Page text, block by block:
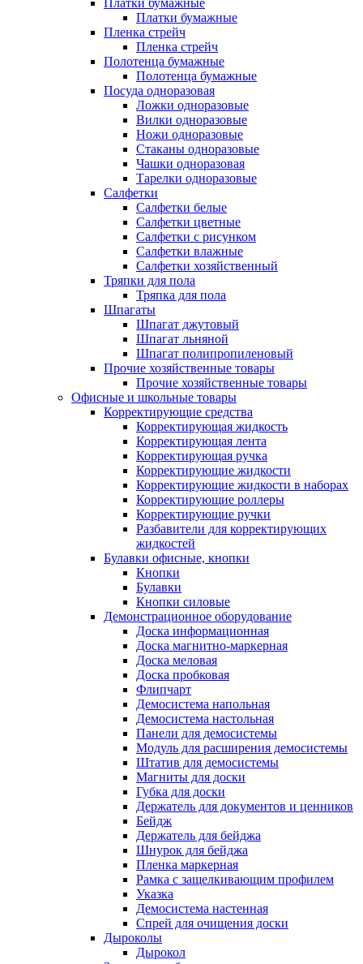
Платки бумажные
Платки бумажные
Пленка стрейч
Пленка стрейч
Полотенца бумажные
Полотенца бумажные
Посуда одноразовая
Ложки одноразовые
Вилки одноразовые
Ножи одноразовые
Стаканы одноразовые
Чашки одноразовая
Тарелки одноразовые
Салфетки
Салфетки белые
Салфетки цветные
Салфетки с рисунком
Салфетки влажные
Салфетки хозяйственный
Тряпки для пола
Тряпка для пола
Шпагаты
Шпагат джутовый
Шпагат льняной
Шпагат полипропиленовый
Прочие хозяйственные товары
Прочие хозяйственные товары
Офисные и школьные товары
Корректирующие средства
Корректирующая жидкость
Корректирующая лента
Корректирующая ручка
Корректирующие жидкости
Корректирующие жидкости в наборах
Корректирующие роллеры
Корректирующие ручки
Разбавители для корректирующих
жидкостей
Булавки офисные, кнопки
Кнопки
Булавки
Кнопки силовые
Демонстрационное оборудование
Доска информационная
Доска магнитно-маркерная
Доска меловая
Доска пробковая
Флипчарт
Демосистема напольная
Демосистема настольная
Панели для демосистемы
Модуль для расширения демосистемы
Штатив для демосистемы
Магниты для доски
Губка для доски
Держатель для документов и ценников
Бейдж
Держатель для бейджа
Шнурок для бейджа
Пленка маркерная
Рамка с защелкивающим профилем
Указка
Демосистема настенная
Спрей для очищения доски
Дыроколы
Дырокол